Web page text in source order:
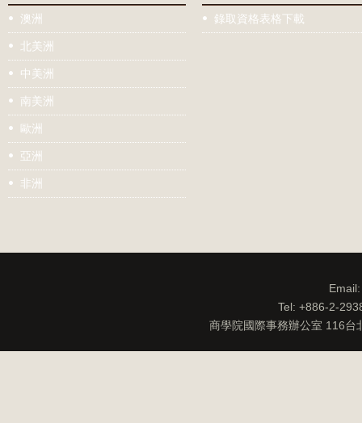
澳洲
北美洲
中美洲
南美洲
歐洲
亞洲
非洲
錄取資格表格下載
Tel: +886-2-
商學院國際事務辦公室 116台